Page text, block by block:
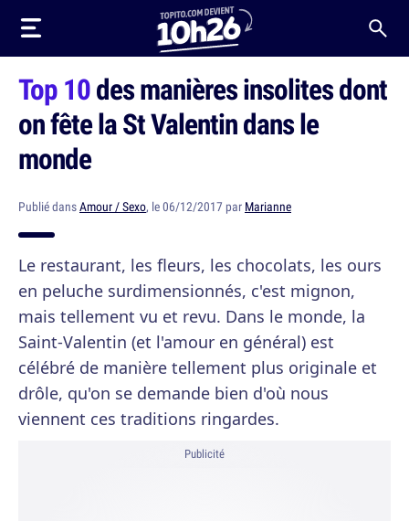
Top 10des manières insolites dont
on fête la St Valentin dans le
monde
Publié dansAmour / Sexo, le 06/12/2017 par Marianne
Le restaurant, les fleurs, les chocolats, les ours
en peluche surdimensionnés, c'est mignon,
mais tellement vu et revu. Dans le monde, la
Saint-Valentin (et l'amour en général) est
célébré de manière tellement plus originale et
drôle, qu'on se demande bien d'où nous
viennent ces traditions ringardes.
Publicité